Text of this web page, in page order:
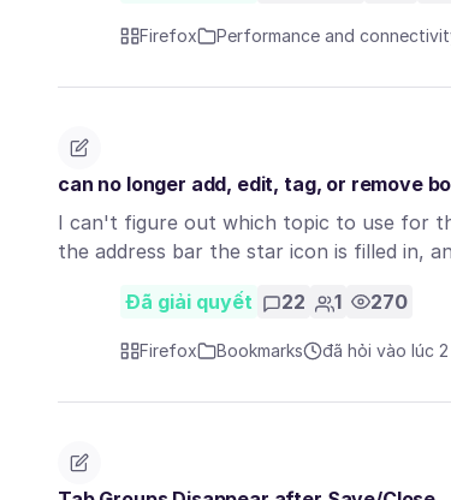
Firefox Performance and
can no longer add, edit, tag, or remove
I can't figure out which topic to use for
the address bar the star icon is filled in,
Đã giải quyết 22 1 270
Firefox Bookmarks đã hỏi vào lúc